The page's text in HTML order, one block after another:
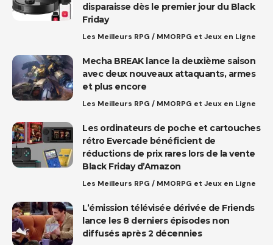
disparaisse dès le premier jour du Black
Friday
Les Meilleurs RPG / MMORPG et Jeux en Ligne
Mecha BREAK lance la deuxième saison
avec deux nouveaux attaquants, armes
et plus encore
Les Meilleurs RPG / MMORPG et Jeux en Ligne
Les ordinateurs de poche et cartouches
rétro Evercade bénéficient de
réductions de prix rares lors de la vente
Black Friday d’Amazon
Les Meilleurs RPG / MMORPG et Jeux en Ligne
L’émission télévisée dérivée de Friends
lance les 8 derniers épisodes non
diffusés après 2 décennies